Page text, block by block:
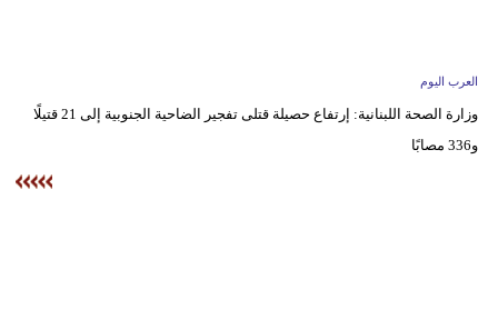
علوم
بيئة
العرب اليوم
وزارة الصحة اللبنانية: إرتفاع حصيلة قتلى تفجير الضاحية الجنوبية إلى 21 قتيلًا
و336 مصابًا